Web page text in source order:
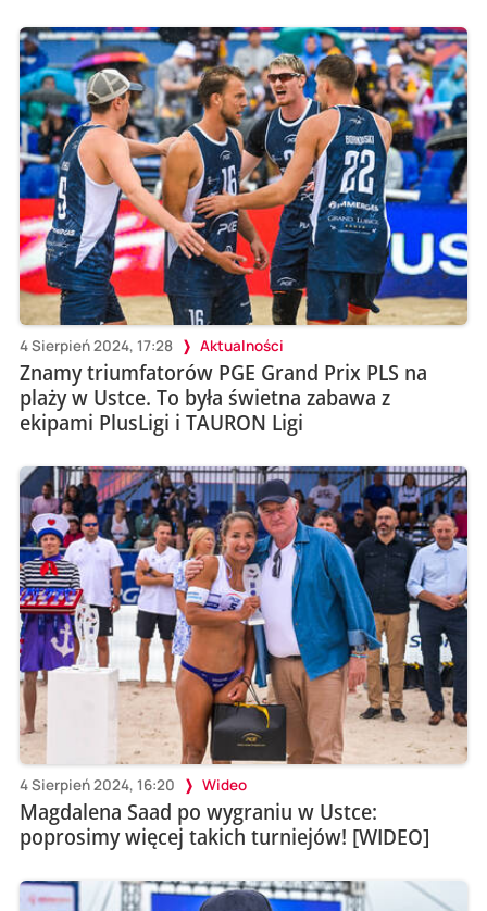
4 Sierpień 2024, 17:28 Aktualności
Znamy triumfatorów PGE Grand Prix PLS na
plaży w Ustce. To była świetna zabawa z
ekipami PlusLigi i TAURON Ligi
4 Sierpień 2024, 16:20 Wideo
Magdalena Saad po wygraniu w Ustce:
poprosimy więcej takich turniejów! [WIDEO]